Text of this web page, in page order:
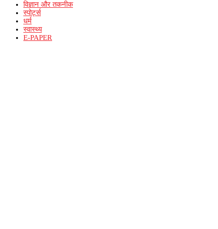
विज्ञान और तकनीक
स्पोर्ट्स
धर्म
स्वास्थ्य
E-PAPER